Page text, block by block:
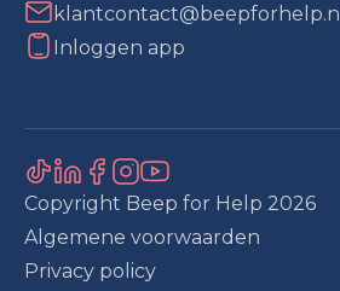
klantcontact@beepforhelp.nl
Inloggen app
Copyright Beep for Help 2026
Algemene voorwaarden
Privacy policy